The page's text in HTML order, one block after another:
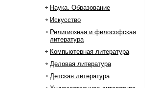
Наука. Образование
Искусство
Религиозная и философская
литература
Компьютерная литература
Деловая литература
Детская литература